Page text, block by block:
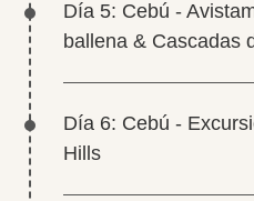
Día 5: Cebú -
ballena & Cascadas
Día 6: Cebú -
Hills